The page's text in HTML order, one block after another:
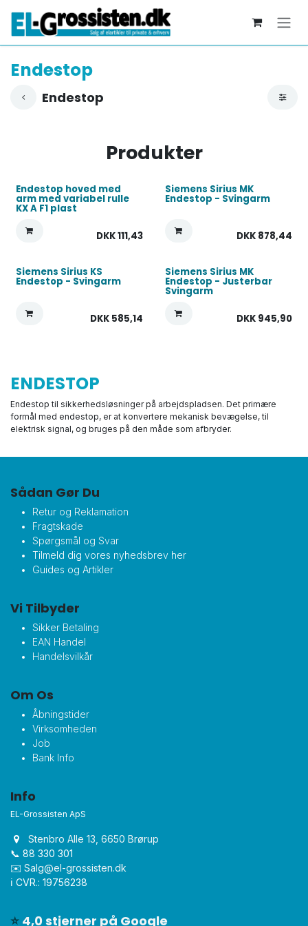
Endestop
Endestop
Produkter
Endestop hoved med
arm med variabel rulle
KX A F1 plast
DKK111,43
Siemens Sirius MK
Endestop - Svingarm
DKK 878,44
Siemens Sirius KS
Endestop - Svingarm
DKK 585,14
Siemens Sirius MK
Endestop - Justerbar
Svingarm
DKK 945,90
ENDESTOP
Endestop til sikkerhedsløsninger på arbejdspladsen. Det primære
formål med endestop, er at konvertere mekanisk bevægelse, til
elektrisk signal, og bruges på den måde som afbryder.
Sådan Gør Du
Retur og Reklamation
Fragtskade
Spørgsmål og Svar
Tilmeld dig vores nyhedsbrev her
Guides og Artikler
Vi Tilbyder
Sikker Betaling
EAN Handel
Handelsvilkår
Om Os
Åbningstider
Virksomheden
Job
Bank Info
Info
EL-Grossisten ApS
Stenbro Alle 13, 6650 Brørup
📞 88 330 301
✉️ Salg@el-grossisten.dk​
ℹ️ CVR.: 19756238
⭐ 4,0 stjerner på Google